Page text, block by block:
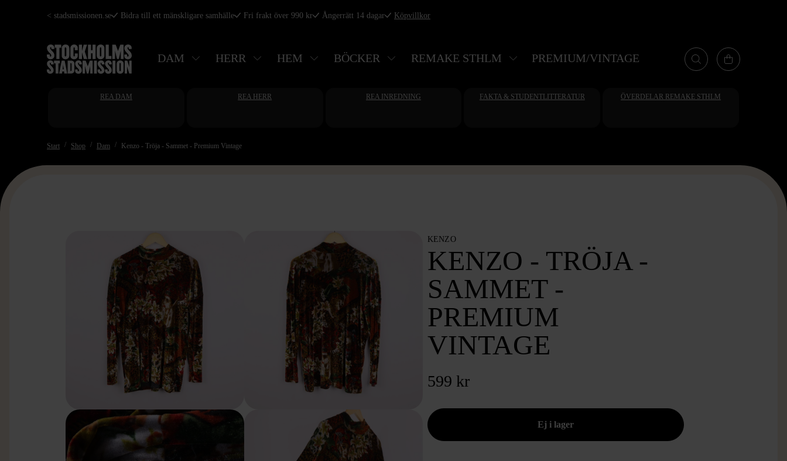
Hoppa
huvudinnehåll
< stadsmissionen.se Bidra till ett mänskligare samhälle Fri frakt över 990 kr Ångerrätt 14 dagar Köpvillkor
DAM HERR HEM BÖCKER REMAKE STHLM PREMIUM/VINTAGE
REA DAM REA HERR REA INREDNING FAKTA & STUDENTLITTERATUR ÖVERDELAR REMAKE STHLM
Start Shop Dam Kenzo - Tröja - Sammet - Premium Vintage
KENZO
KENZO - TRÖJA -
SAMMET -
PREMIUM
VINTAGE
599 kr